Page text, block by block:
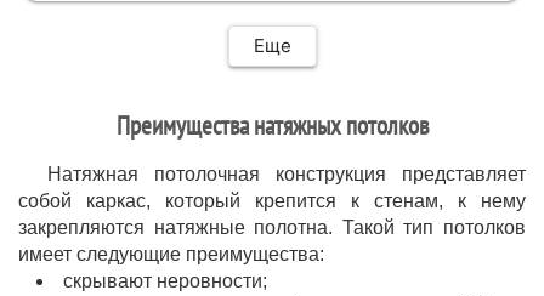
Еще
Преимущества натяжных потолков
Натяжная потолочная конструкция представляет
собой каркас, который крепится к стенам, к нему
закрепляются натяжные полотна. Такой тип потолков
имеет следующие преимущества:
скрывают неровности;